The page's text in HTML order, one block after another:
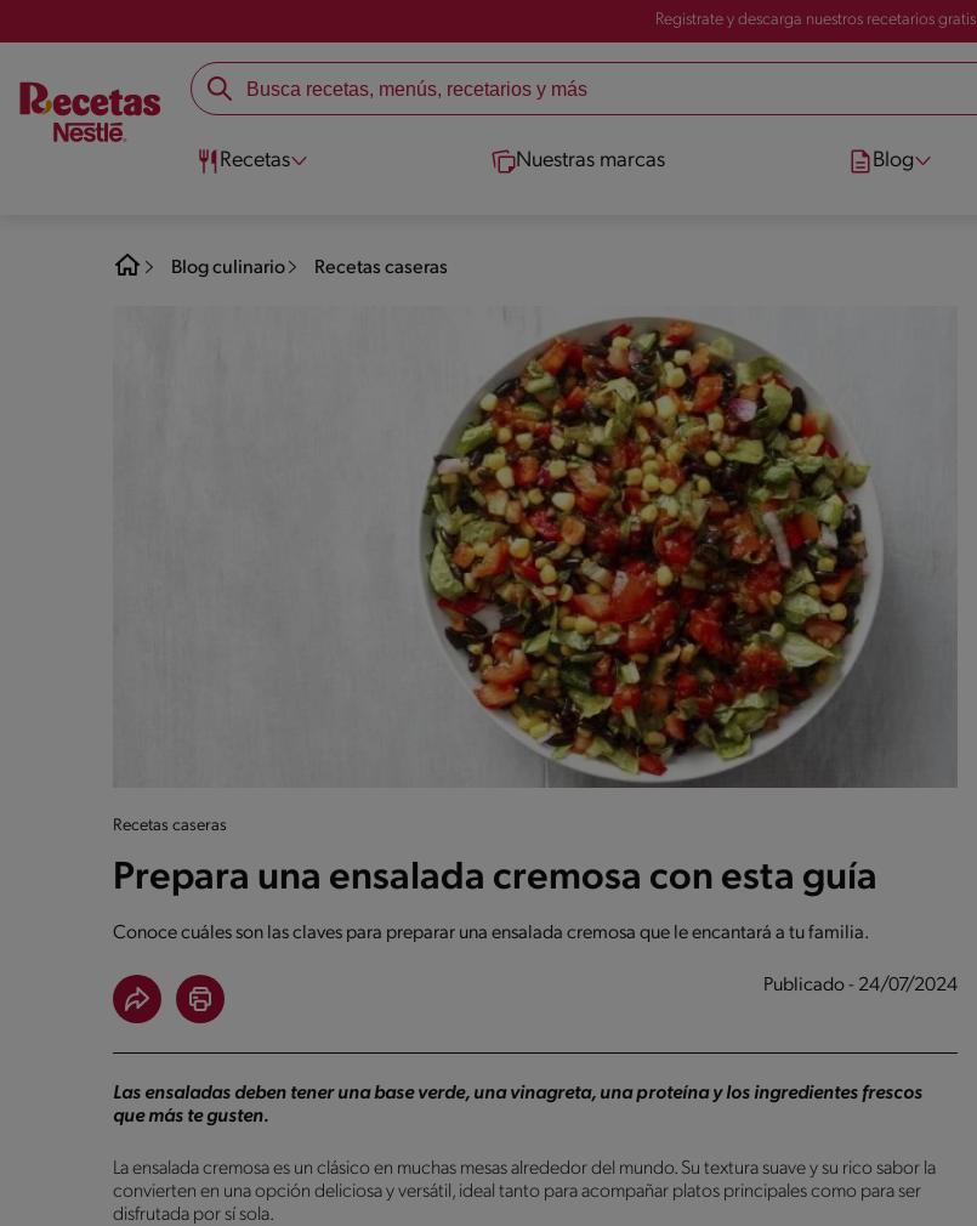
Registrate y descarga nuestros recetarios gratis
Recetas Nuestras marcas Blog
Blog culinario Recetas caseras
Recetas caseras
Prepara una ensalada cremosa con esta guía
Conoce cuáles son las claves para preparar una ensalada cremosa que le encantará a tu familia.
Publicado - 24/07/2024
Las ensaladas deben tener una base verde, una vinagreta, una proteína y los ingredientes frescos
que más te gusten.
La ensalada cremosa es un clásico en muchas mesas alrededor del mundo. Su textura suave y su rico sabor la
convierten en una opción deliciosa y versátil, ideal tanto para acompañar platos principales como para ser
disfrutada por sí sola.